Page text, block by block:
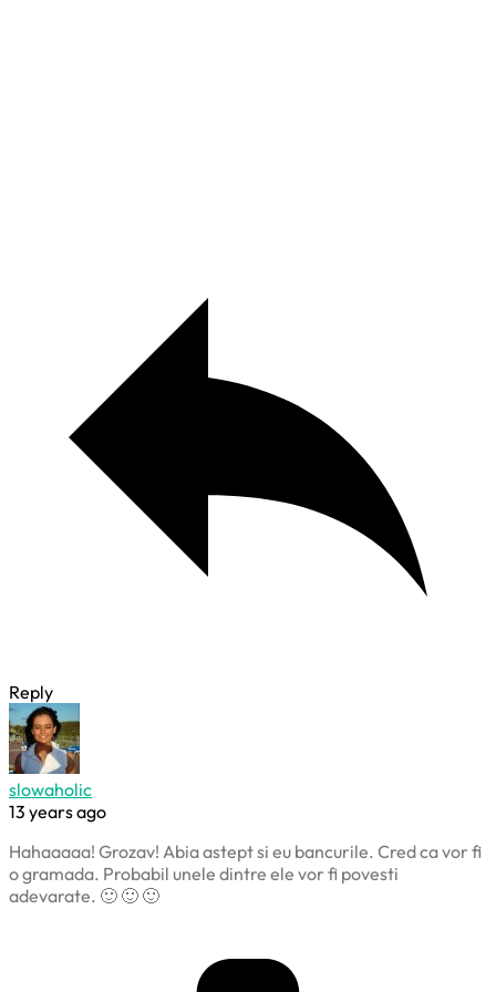
Reply
slowaholic
13 years ago
Hahaaaaa! Grozav! Abia astept si eu bancurile. Cred ca vor fi
o gramada. Probabil unele dintre ele vor fi povesti
adevarate. 🙂 🙂 🙂